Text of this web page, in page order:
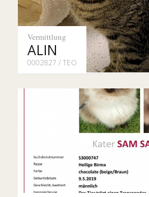
Vermittlung
ALIN
0002827 / TEO